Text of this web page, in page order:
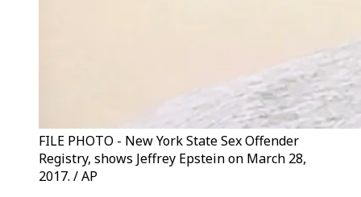
FILE PHOTO - New York State Sex Offender
Registry, shows Jeffrey Epstein on March 28,
2017. / AP